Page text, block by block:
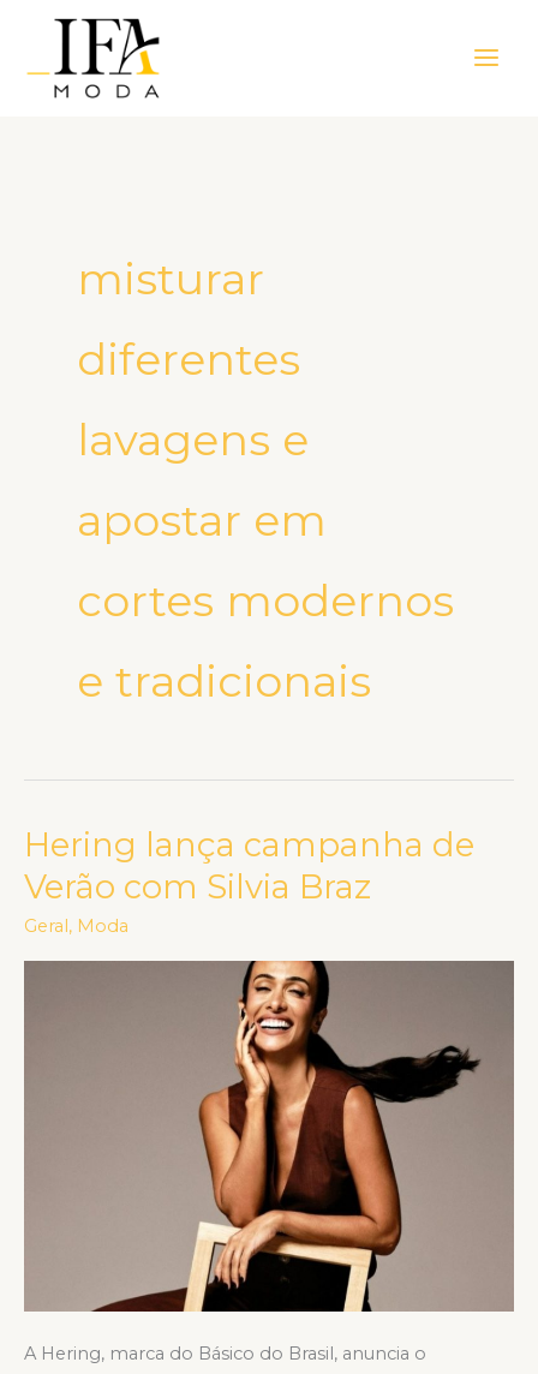
Menu
misturar
diferentes
lavagens e
apostar em
cortes modernos
e tradicionais
Hering lança campanha de
Verão com Silvia Braz
Geral , Moda
A Hering, marca do Básico do Brasil, anuncia o
Hering
lança
campanha
de
Verão